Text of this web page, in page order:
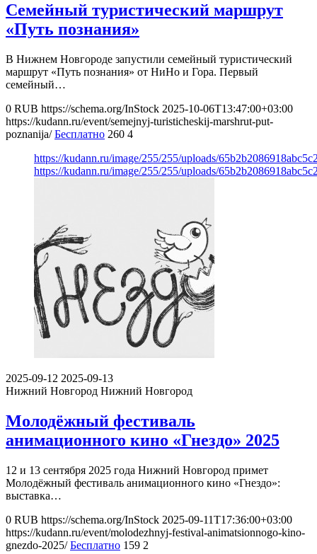
Семейный туристический маршрут
«Путь познания»
В Нижнем Новгороде запустили семейный туристический
маршрут «Путь познания» от НиНо и Гора. Первый
семейный…
0 RUB https://schema.org/InStock 2025-10-06T13:47:00+03:00
https://kudann.ru/event/semejnyj-turisticheskij-marshrut-put-
poznanija/ Бесплатно 260 4
https://kudann.ru/image/255/255/uploads/
https://kudann.ru/image/255/255/uploads/
2025-09-12 2025-09-13
Нижний Новгород Нижний Новгород
Молодёжный фестиваль
анимационного кино «Гнездо» 2025
12 и 13 сентября 2025 года Нижний Новгород примет
Молодёжный фестиваль анимационного кино «Гнездо»:
выставка…
0 RUB https://schema.org/InStock 2025-09-11T17:36:00+03:00
https://kudann.ru/event/molodezhnyj-festival-animatsionnogo-kino-
gnezdo-2025/ Бесплатно 159 2